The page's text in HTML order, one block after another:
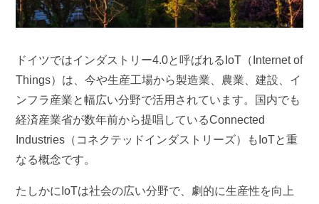
ドイツではインダストリー4.0と呼ばれるIoT（Internet of
Things）は、今や生産工場から製造業、農業、建設、イ
ンフラ産業と幅広い分野で活用されています。国内でも
経済産業省が数年前から提唱しているConnected
Industries（コネクテッドインダストリーズ）もIoTと重
なる概念です。
たしかにIoTは社会の広い分野で、劇的に生産性を向上